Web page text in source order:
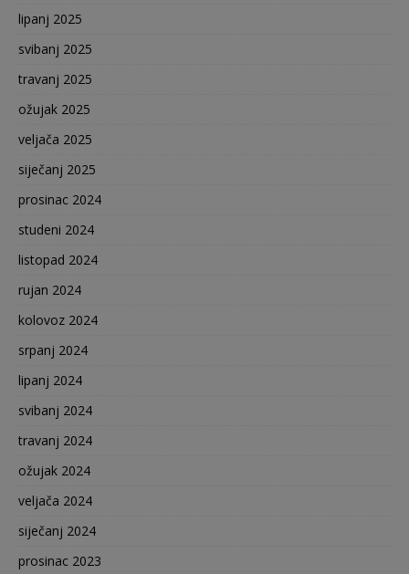
lipanj 2025
svibanj 2025
travanj 2025
ožujak 2025
veljača 2025
siječanj 2025
prosinac 2024
studeni 2024
listopad 2024
rujan 2024
kolovoz 2024
srpanj 2024
lipanj 2024
svibanj 2024
travanj 2024
ožujak 2024
veljača 2024
siječanj 2024
prosinac 2023